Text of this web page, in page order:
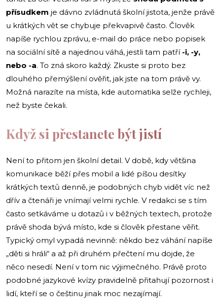
přísudkem je dávno zvládnutá školní jistota, jenže právě
u krátkých vět se chybuje překvapivě často. Člověk
napíše rychlou zprávu, e-mail do práce nebo popisek
na sociální sítě a najednou váhá, jestli tam patří -i, -y,
nebo -a. To zná skoro každý. Zkuste si proto bez
dlouhého přemýšlení ověřit, jak jste na tom právě vy.
Možná narazíte na místa, kde automatika selže rychleji,
než byste čekali.
Když si přestanete být jistí
Není to přitom jen školní detail. V době, kdy většina
komunikace běží přes mobil a lidé píšou desítky
krátkých textů denně, je podobných chyb vidět víc než
dřív a čtenáři je vnímají velmi rychle. V redakci se s tím
často setkáváme u dotazů i v běžných textech, protože
právě shoda bývá místo, kde si člověk přestane věřit.
Typický omyl vypadá nevinně: někdo bez váhání napíše
„děti si hráli“ a až při druhém přečtení mu dojde, že
něco nesedí. Není v tom nic výjimečného. Právě proto
podobné jazykové kvízy pravidelně přitahují pozornost i
lidí, kteří se o češtinu jinak moc nezajímají.